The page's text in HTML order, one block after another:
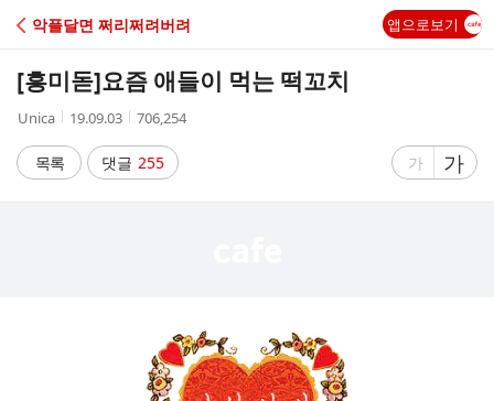
C
A
악플달면 쩌리쩌려버려 앱으로보기
[흥미돋]요즘 애들이 먹는 떡꼬치
작
자
Unica
작
시
간
19.09.03
조
수
706,254
목록 댓글 255
글
가
글
자
가